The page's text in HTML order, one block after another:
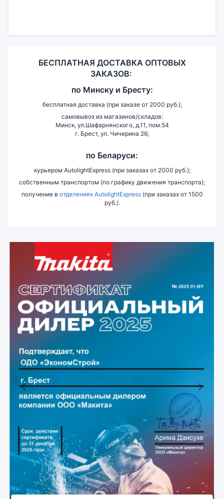
БЕСПЛАТНАЯ ДОСТАВКА ОПТОВЫХ
ЗАКАЗОВ:
по Минску и Бресту:
бесплатная доставка (при заказе от 2000 руб.);
самовывоз из магазинов/складов:
Минск, ул.Шафарнянского, д.11, пом.54
г. Брест, ул. Чичерина 26;
по Беларуси:
курьером AutolightExpress (при заказах от 2000 руб.);
собственным транспортом (по графику движения транспорта);
получение в отделениях AutolightExpress(при заказах от 1500
руб.).
Previous Next